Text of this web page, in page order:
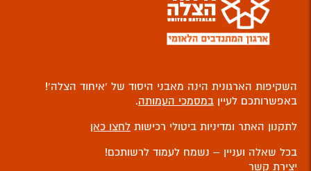
השקיפות הארגונית הינה מאבני היסוד של ‘איחוד הצלה’!
באפשרותכם לעיין במסמכי העמותה.
לתקנון האתר ומדיניות ביטולי רכישות לחצו כאן
בכל שאלה ועניין – נשמח לעמוד לרשותכם!
יצירת קשר